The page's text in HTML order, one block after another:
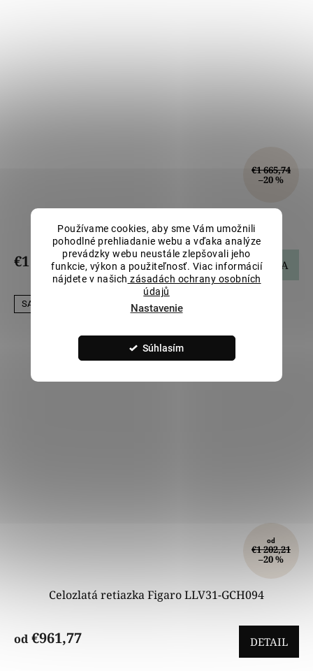
Používame cookies, aby sme Vám umožnili
pohodlné prehliadanie webu a vďaka analýze
prevádzky webu neustále zlepšovali jeho
funkcie, výkon a použiteľnosť. Viac informácií
nájdete v našich zásadách ochrany osobních
údajů
Nastavenie
Súhlasím
€1 665,74
–20 %
€1 332,59 DO KOŠÍKA
SALECODE:LILI5:5:%
od
€1 202,21
–20 %
Celozlatá retiazka Figaro LLV31-GCH094
od€961,77 DETAIL